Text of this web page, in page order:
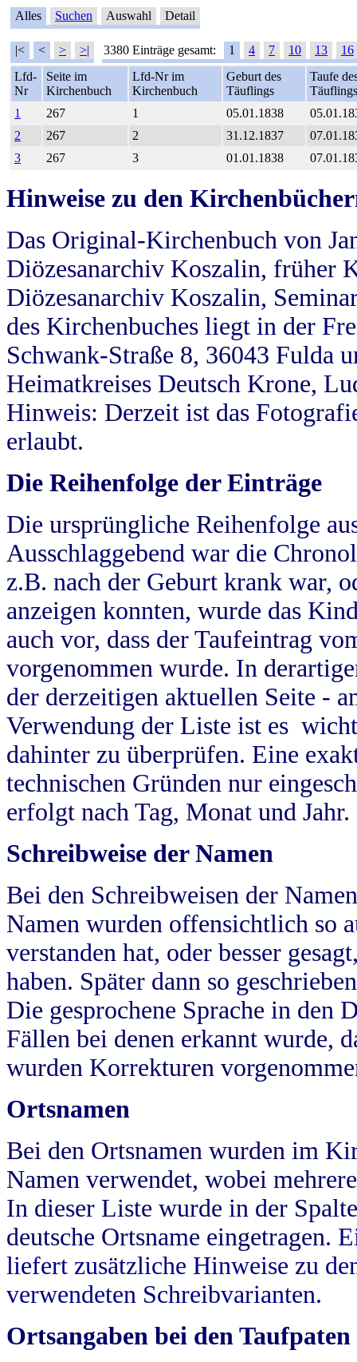
Alles Suchen Auswahl Detail
|< < > >| 3380 Einträge gesamt: 1 4 7 10 13
16
Lfd-
Nr
Seite im
Kirchenbuch
Lfd-Nr im
Kirchenbuch
Geburt des
Täuflings
Taufe
Täuflings
1
267 1 05.01.1838
2
267 2 31.12.1837
3
267 3 01.01.1838
Hinweise zu den
Das Original-Kirchenbuch von
Diözesanarchiv Koszalin, früher
Diözesanarchiv Koszalin,
des Kirchenbuches liegt in der
Schwank-Straße 8, 36043 Fulda
Heimatkreises Deutsch Krone,
Hinweis: Derzeit ist das
erlaubt.
Die Reihenfolge der Einträge
Die ursprüngliche Reihenfolge
Ausschlaggebend war die
z.B. nach der Geburt krank war,
anzeigen konnten, wurde das
auch vor, dass der Taufeintrag
vorgenommen wurde. In
der derzeitigen aktuellen Seite -
Verwendung der Liste ist es
dahinter zu überprüfen. Eine
technischen Gründen nur
erfolgt nach Tag, Monat und Jahr.
Schreibweise der Namen
Bei den Schreibweisen der
Namen wurden offensichtlich so
verstanden hat, oder besser
haben. Später dann so
Die gesprochene Sprache in
Fällen bei denen erkannt wurde,
wurden Korrekturen
Ortsnamen
Bei den Ortsnamen wurden im
Namen verwendet, wobei
In dieser Liste wurde in der
deutsche Ortsname eingetragen.
liefert zusätzliche Hinweise zu
verwendeten Schreibvarianten.
Ortsangaben bei den Taufpaten